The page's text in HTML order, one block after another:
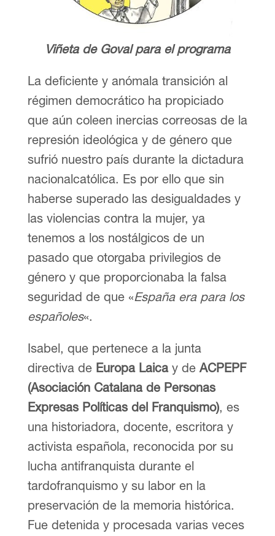
Viñeta de Goval para el programa
La deficiente y anómala transición al
régimen democrático ha propiciado
que aún coleen inercias correosas de la
represión ideológica y de género que
sufrió nuestro país durante la dictadura
nacionalcatólica. Es por ello que sin
haberse superado las desigualdades y
las violencias contra la mujer, ya
tenemos a los nostálgicos de un
pasado que otorgaba privilegios de
género y que proporcionaba la falsa
seguridad de que «España era para los
españoles«.
Isabel, que pertenece a la junta
directiva de Europa Laicay de ACPEPF
(Asociación Catalana de Personas
Expresas Políticas del Franquismo), es
una historiadora, docente, escritora y
activista española, reconocida por su
lucha antifranquista durante el
tardofranquismo y su labor en la
preservación de la memoria histórica.
Fue detenida y procesada varias veces